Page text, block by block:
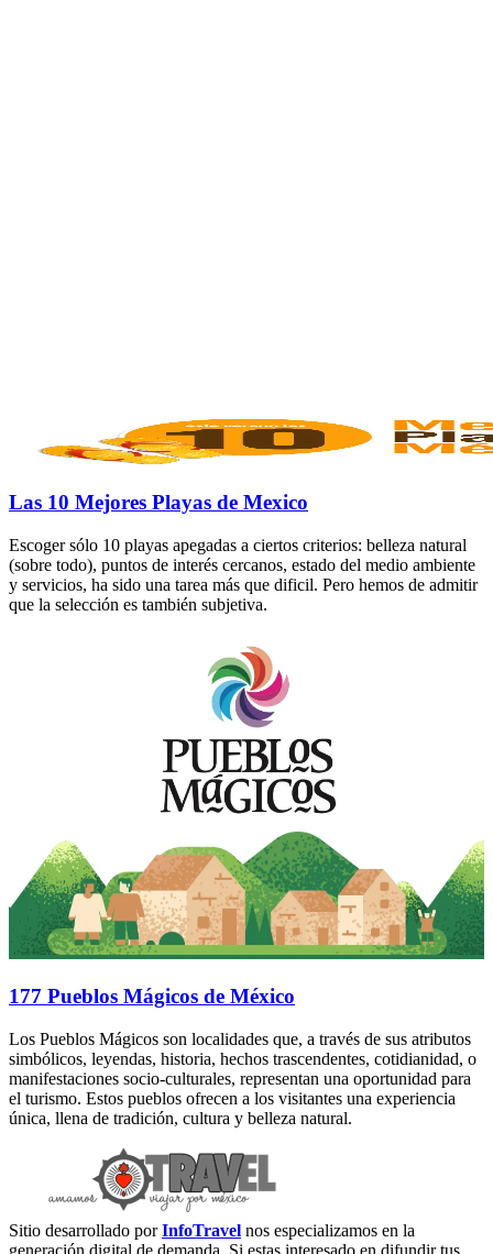
Las 10 Mejores Playas de Mexico
Escoger sólo 10 playas apegadas a ciertos criterios: belleza natural
(sobre todo), puntos de interés cercanos, estado del medio ambiente
y servicios, ha sido una tarea más que dificil. Pero hemos de admitir
que la selección es también subjetiva.
177 Pueblos Mágicos de México
Los Pueblos Mágicos son localidades que, a través de sus atributos
simbólicos, leyendas, historia, hechos trascendentes, cotidianidad, o
manifestaciones socio-culturales, representan una oportunidad para
el turismo. Estos pueblos ofrecen a los visitantes una experiencia
única, llena de tradición, cultura y belleza natural.
Sitio desarrollado porInfoTravel nos especializamos en la
generación digital de demanda. Si estas interesado en difundir tus